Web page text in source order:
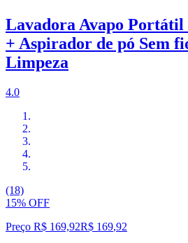
Lavadora Avapo Portátil
+ Aspirador de pó Sem
Limpeza
4.0
(18)
15% OFF
Preço R$ 169,92R$ 169,92